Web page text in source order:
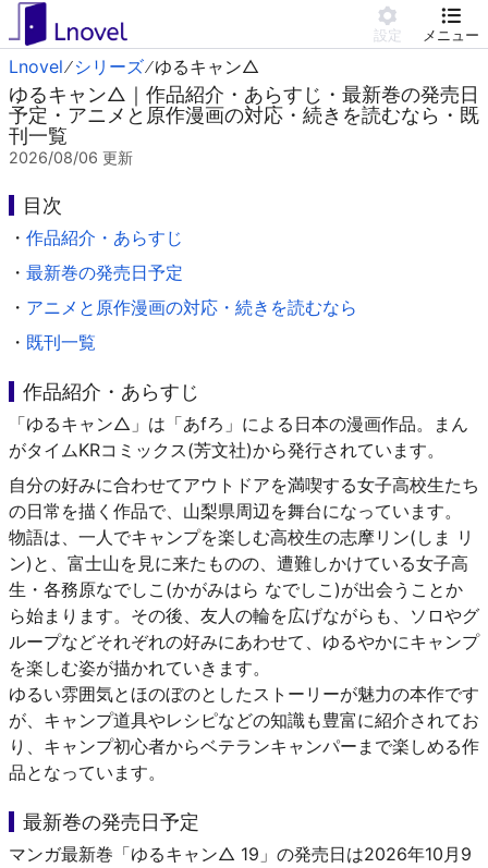
設定 メニュー
Lnovel シリーズ ゆるキャン△
ゆるキャン△｜作品紹介・あらすじ・最新巻の発売日
予定・アニメと原作漫画の対応・続きを読むなら・既
刊一覧
2026/08/06 更新
目次
・ 作品紹介・あらすじ
・ 最新巻の発売日予定
・ アニメと原作漫画の対応・続きを読むなら
・ 既刊一覧
作品紹介・あらすじ
「ゆるキャン△」は「あfろ」による日本の漫画作品。まん
がタイムKRコミックス(芳文社)から発行されています。
自分の好みに合わせてアウトドアを満喫する女子高校生たち
の日常を描く作品で、山梨県周辺を舞台になっています。
物語は、一人でキャンプを楽しむ高校生の志摩リン(しま リ
ン)と、富士山を見に来たものの、遭難しかけている女子高
生・各務原なでしこ(かがみはら なでしこ)が出会うことか
ら始まります。その後、友人の輪を広げながらも、ソロやグ
ループなどそれぞれの好みにあわせて、ゆるやかにキャンプ
を楽しむ姿が描かれていきます。
ゆるい雰囲気とほのぼのとしたストーリーが魅力の本作です
が、キャンプ道具やレシピなどの知識も豊富に紹介されてお
り、キャンプ初心者からベテランキャンパーまで楽しめる作
品となっています。
最新巻の発売日予定
マンガ最新巻「ゆるキャン△ 19」の発売日は2026年10月9